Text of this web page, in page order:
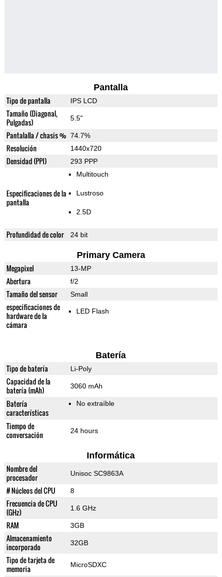
Pantalla
Tipo de pantalla IPS LCD
Tamaño (Diagonal,
Pulgadas)
5.5"
Pantalalla / chasis % 74.7%
Resolución 1440x720
Densidad (PPI) 293 PPP
Especificaciones de la
pantalla
Multitouch
Lustroso
2.5D
Profundidad de color 24 bit
Primary Camera
Megapixel 13-MP
Abertura f/2
Tamaño del sensor Small
especificaciones de
hardware de la
cámara
LED Flash
Batería
Tipo de batería Li-Poly
Capacidad de la
batería (mAh)
3060 mAh
Batería
características
No extraíble
Tiempo de
conversación
24 hours
Informática
Nombre del
procesador
Unisoc SC9863A
# Núcleos del CPU 8
Frecuencia de CPU
(GHz)
1.6 GHz
RAM 3GB
Almacenamiento
incorporado
32GB
Tipo de tarjeta de
memoria
MicroSDXC